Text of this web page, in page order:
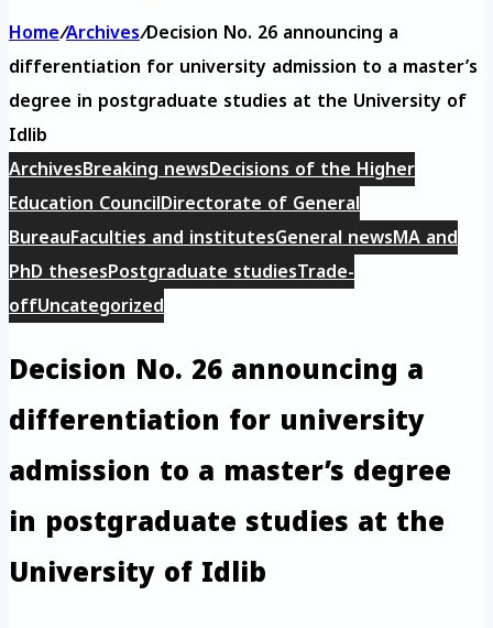
Home/Archives/Decision No. 26 announcing a
differentiation for university admission to a master’s
degree in postgraduate studies at the University of
Idlib
ArchivesBreaking newsDecisions of the Higher
Education CouncilDirectorate of General
BureauFaculties and institutesGeneral newsMA and
PhD thesesPostgraduate studiesTrade-
offUncategorized
Decision No. 26 announcing a
differentiation for university
admission to a master’s degree
in postgraduate studies at the
University of Idlib